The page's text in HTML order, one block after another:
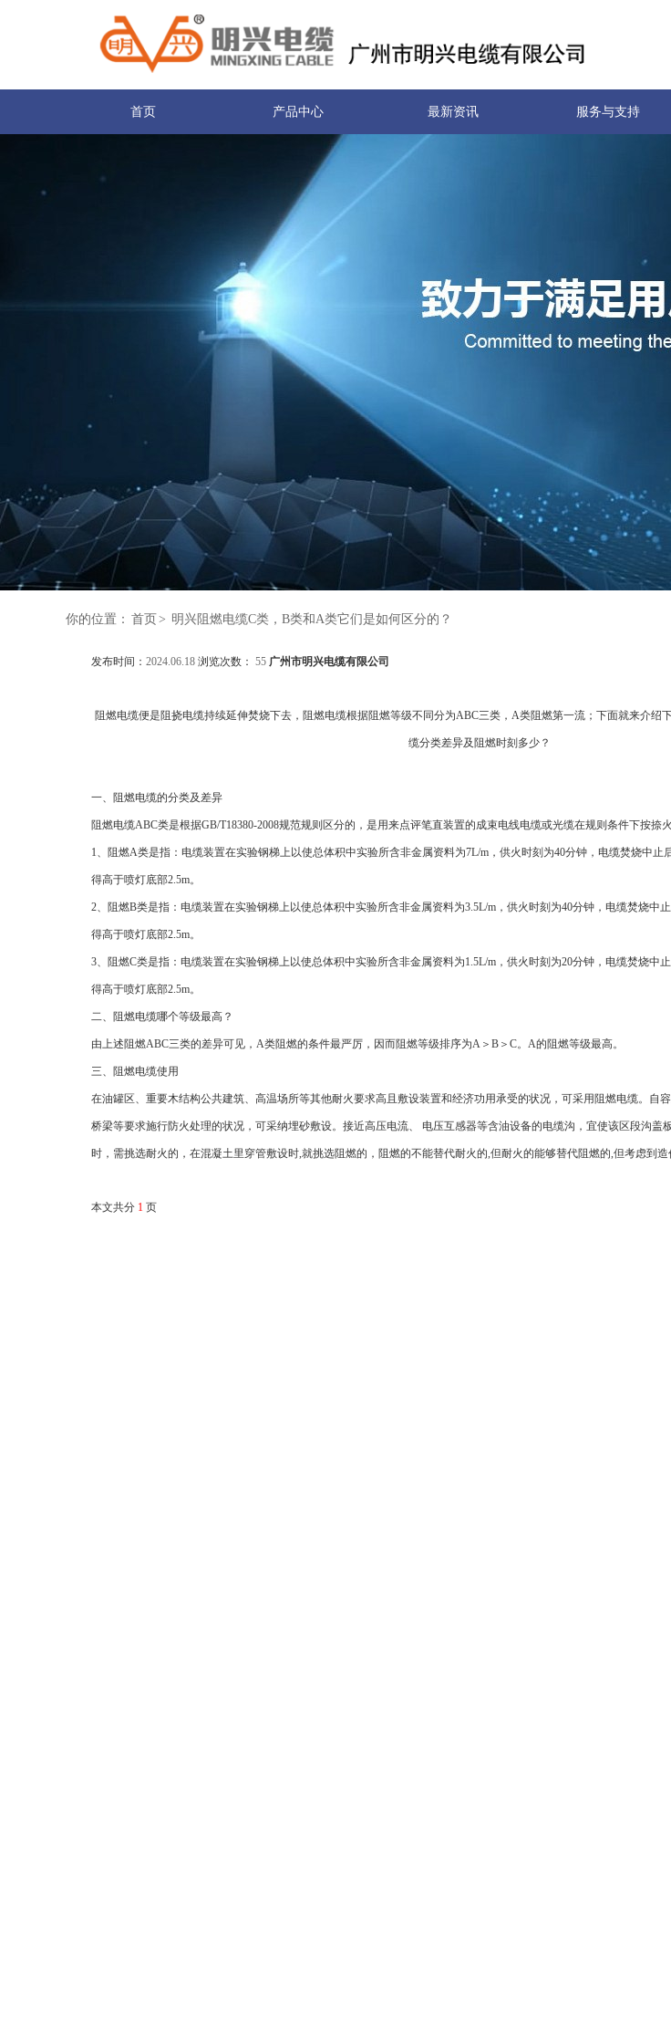
首页 产品中心 最新资讯 服务与支持
你的位置： 首页 > 明兴阻燃电缆C类，B类和A类它们是如何区分的？
发布时间： 2024.06.18 浏览次数： 55 广州市明兴电缆有限公司
阻燃电缆便是阻挠电缆持续延伸焚烧下去，阻燃电缆根据阻燃等级不同分为ABC三类，A类阻燃第一流；下面就来介绍
缆分类差异及阻燃时刻多少？
一、阻燃电缆的分类及差异
阻燃电缆ABC类是根据GB/T18380-2008规范规则区分的，是用来点评笔直装置的成束电线电缆或光缆在规则条件下按捺
1、阻燃A类是指：电缆装置在实验钢梯上以使总体积中实验所含非金属资料为7L/m，供火时刻为40分钟，电缆焚烧中止
得高于喷灯底部2.5m。
2、阻燃B类是指：电缆装置在实验钢梯上以使总体积中实验所含非金属资料为3.5L/m，供火时刻为40分钟，电缆焚烧中
得高于喷灯底部2.5m。
3、阻燃C类是指：电缆装置在实验钢梯上以使总体积中实验所含非金属资料为1.5L/m，供火时刻为20分钟，电缆焚烧中
得高于喷灯底部2.5m。
二、阻燃电缆哪个等级最高？
由上述阻燃ABC三类的差异可见，A类阻燃的条件最严厉，因而阻燃等级排序为A＞B＞C。A的阻燃等级最高。
三、阻燃电缆使用
在油罐区、重要木结构公共建筑、高温场所等其他耐火要求高且敷设装置和经济功用承受的状况，可采用阻燃电缆。自
桥梁等要求施行防火处理的状况，可采纳埋砂敷设。接近高压电流、 电压互感器等含油设备的电缆沟，宜使该区段沟盖
时，需挑选耐火的，在混凝土里穿管敷设时,就挑选阻燃的，阻燃的不能替代耐火的,但耐火的能够替代阻燃的,但考虑到造
本文共分 1 页